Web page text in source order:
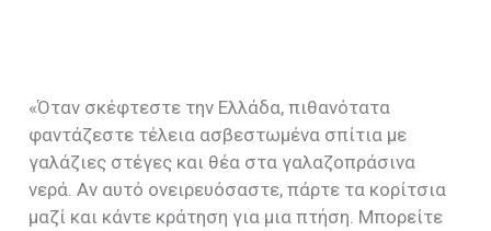
«Όταν σκέφτεστε την Ελλάδα, πιθανότατα
φαντάζεστε τέλεια ασβεστωμένα σπίτια με
γαλάζιες στέγες και θέα στα γαλαζοπράσινα
νερά. Αν αυτό ονειρευόσαστε, πάρτε τα κορίτσια
μαζί και κάντε κράτηση για μια πτήση. Μπορείτε